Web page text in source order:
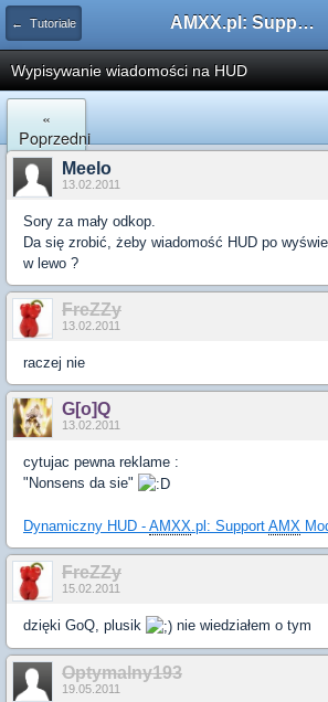
← Tutoriale AMXX.pl: Support AMX Mod X i SourceMod
Wypisywanie wiadomości na HUD
«
Poprzedni
Meelo
13.02.2011
Sory za mały odkop.
Da się zrobić, żeby wiadomość HUD po
w lewo ?
FreZZy
13.02.2011
raczej nie
G[o]Q
13.02.2011
cytujac pewna reklame :
"Nonsens da sie"
Dynamiczny HUD - AMXX.pl: Support AMX
FreZZy
15.02.2011
dzięki GoQ, plusik nie wiedziałem o tym
Optymalny193
19.05.2011